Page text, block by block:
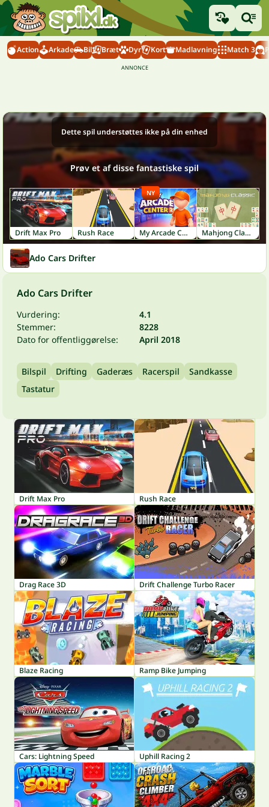
Action Arkade Bil Bræt Dyr Kort Madlavning Match 3
Dette spil understøttes ikke på din enhed
Prøv et af disse fantastiske spil
Drift Max Pro Rush Race My Arcade Center 2
NY
Mahjong Classic
Ado Cars Drifter
Ado Cars Drifter
Vurdering:
4.1
Stemmer:
8228
Dato for offentliggørelse:
April 2018
Bilspil Drifting Gaderæs Racerspil
Sandkasse
Tastatur
Drift Max Pro Rush Race
Drag Race 3D Drift Challenge Turbo Racer
Blaze Racing Ramp Bike Jumping
Cars: Lightning Speed Uphill Racing 2